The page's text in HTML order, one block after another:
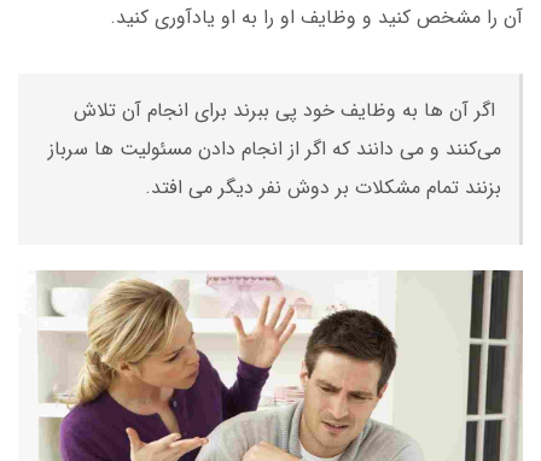
آن را مشخص کنید و وظایف او را به او یادآوری کنید.
اگر آن ها به وظایف خود پی ببرند برای انجام آن تلاش
می‌کنند و می دانند که اگر از انجام دادن مسئولیت ها سرباز
بزنند تمام مشکلات بر دوش نفر دیگر می افتد.